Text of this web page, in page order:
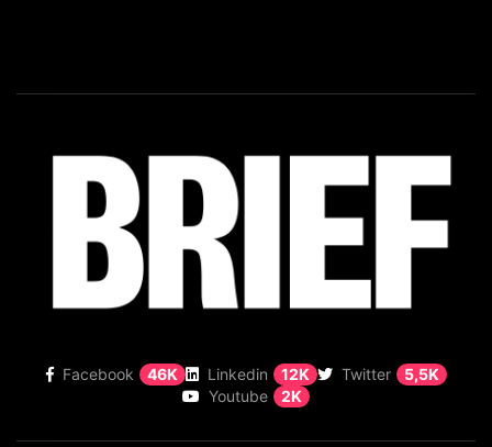
Facebook 46K Linkedin 12K Twitter
5,5K
Youtube
2K